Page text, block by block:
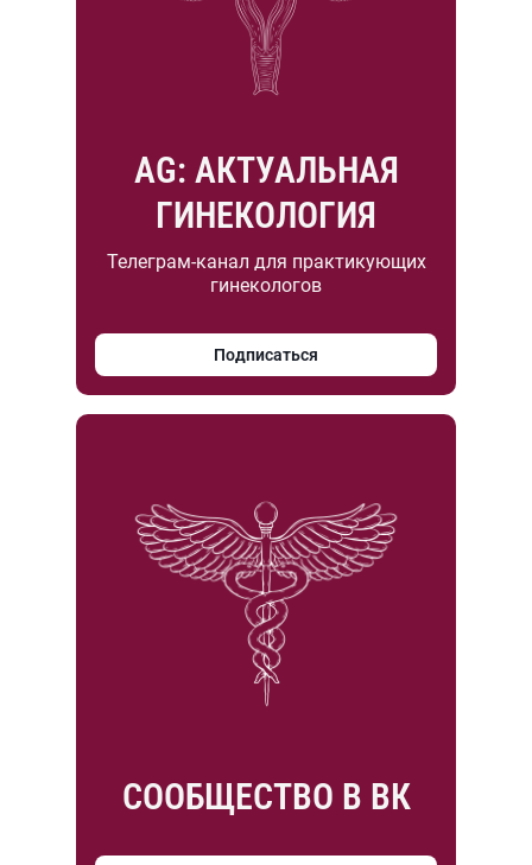
AG: АКТУАЛЬНАЯ
ГИНЕКОЛОГИЯ
Телеграм-канал для практикующих
гинекологов
Подписаться
СООБЩЕСТВО В ВК